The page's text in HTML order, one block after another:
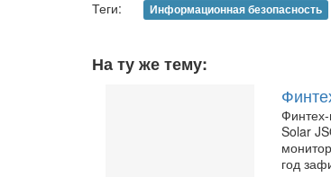
Теги: Информационная безопасность
На ту же тему:
Solar
год